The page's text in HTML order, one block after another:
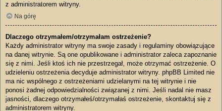
z administratorem witryny.
Na górę
Dlaczego otrzymałem/otrzymałam ostrzeżenie?
Każdy administrator witryny ma swoje zasady i regulaminy obowiązujące
na danej witrynie. Są one opublikowane i administrator zaleca zapoznanie
się z nimi. Jeśli ktoś ich nie przestrzegał, może otrzymać ostrzeżenie. O
udzieleniu ostrzeżenia decyduje administrator witryny. phpBB Limited nie
ma nic wspólnego z ostrzeżeniami udzielanymi na tej witrynie i nie
ponosi żadnej odpowiedzialności związanej z nimi. Jeśli nadal nie masz
jasności, dlaczego otrzymałeś/otrzymałaś ostrzeżenie, skontaktuj się z
administratorem witryny.